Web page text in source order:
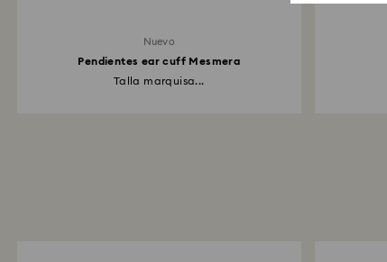
Nuevo
Pendientes ear cuff Mesmera
Talla marquisa...